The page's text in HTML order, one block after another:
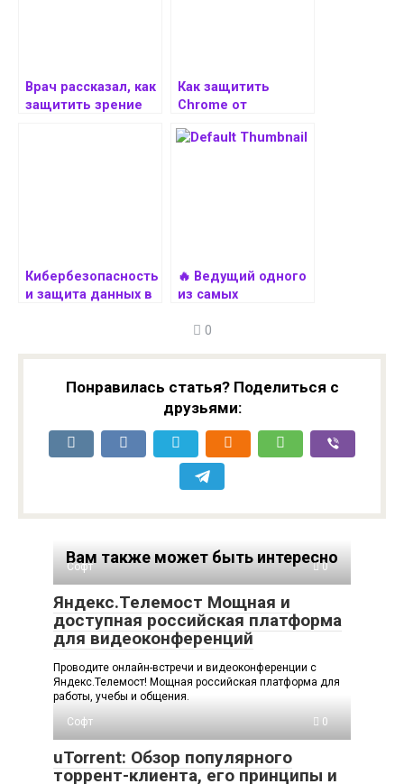
Врач рассказал, как
защитить зрение
Как защитить
Chrome от
ого доступа
Кибербезопасность
и защита данных в
🔥 Ведущий одного
из самых
подкастов о
мошенником
0
Понравилась статья? Поделиться с
друзьями:
Вам также может быть интересно
Софт 0
Яндекс.Телемост Мощная и
доступная российская платформа
для видеоконференций
Проводите онлайн-встречи и видеоконференции с
Яндекс.Телемост! Мощная российская платформа для
работы, учебы и общения.
Софт
0
uTorrent: Обзор популярного
торрент-клиента, его принципы и